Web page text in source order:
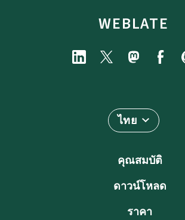
WEBLATE
ไทย
คุณสมบัติ
ดาวน์โหลด
ราคา